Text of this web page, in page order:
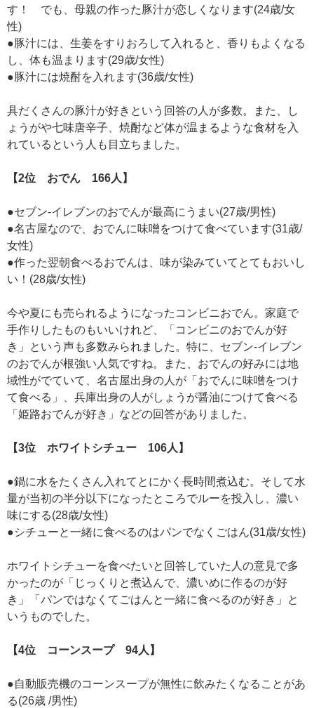
す！ でも、母親の作った豚汁が恋しくなります(24歳/女
性)
●豚汁には、生姜をすりおろして入れると、香りもよくなる
し、体も温まります(29歳/女性)
●豚汁には焼酎を入れます(36歳/女性)
具だくさんの豚汁が好きという回答の人が多数。また、し
ょうがや七味唐辛子、焼酎など体が温まるような食材を入
れているという人も目立ちました。
【2位 おでん 166人】
●セブン-イレブンのおでんが最高にうまい(27歳/男性)
●名古屋なので、おでんに味噌をつけて食べています(31歳/
女性)
●作った翌朝食べるおでんは、味が染みていてとてもおいし
い！(28歳/女性)
今や夏にも売られるようになったコンビニおでん。家庭で
手作りしたものもいいけれど、「コンビニのおでんが好
き」という声も多数みられました。特に、セブン-イレブン
のおでんが根強い人気ですね。また、おでんの好みには地
域性がでていて、名古屋出身の人が「おでんに味噌をつけ
て食べる」、兵庫出身の人がしょうが醤油につけて食べる
「姫路おでんが好き」などの回答がありました。
【3位 ホワイトシチュー 106人】
●鍋に水をたくさん入れてとにかく長時間煮込む。そして水
量が当初の半分以下になったところでルーを投入し、濃い
味にする(28歳/女性)
●シチューと一緒に食べるのはパンでなくごはん(31歳/女性)
ホワイトシチューを食べたいと回答していた人の意見で多
かったのが「じっくりと煮込んで、濃いめに作るのが好
き」「パンではなくてごはんと一緒に食べるのが好き」と
いうものでした。
【4位 コーンスープ 94人】
●自動販売機のコーンスープが無性に飲みたくなることがあ
る(26歳 /男性)